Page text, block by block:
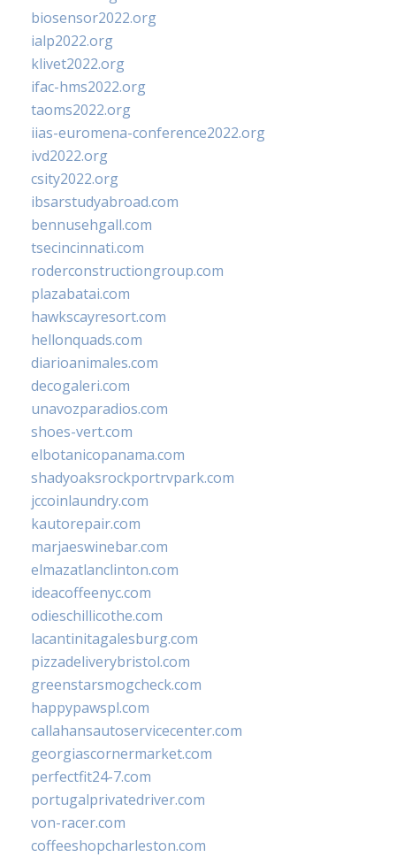
biosensor2022.org
ialp2022.org
klivet2022.org
ifac-hms2022.org
taoms2022.org
iias-euromena-conference2022.org
ivd2022.org
csity2022.org
ibsarstudyabroad.com
bennusehgall.com
tsecincinnati.com
roderconstructiongroup.com
plazabatai.com
hawkscayresort.com
hellonquads.com
diarioanimales.com
decogaleri.com
unavozparadios.com
shoes-vert.com
elbotanicopanama.com
shadyoaksrockportrvpark.com
jccoinlaundry.com
kautorepair.com
marjaeswinebar.com
elmazatlanclinton.com
ideacoffeenyc.com
odieschillicothe.com
lacantinitagalesburg.com
pizzadeliverybristol.com
greenstarsmogcheck.com
happypawspl.com
callahansautoservicecenter.com
georgiascornermarket.com
perfectfit24-7.com
portugalprivatedriver.com
von-racer.com
coffeeshopcharleston.com